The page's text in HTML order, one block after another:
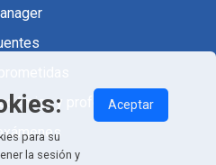
y profesional
para su
la sesión y
Aceptar